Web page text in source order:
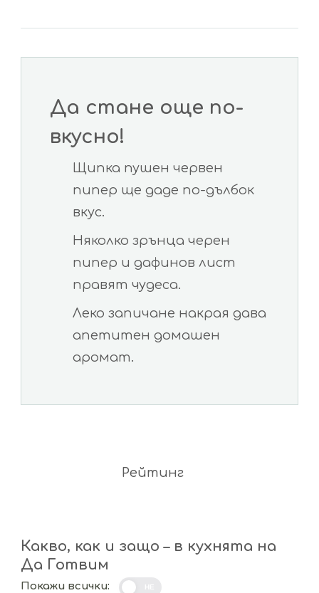
Да стане още по-
вкусно!
Щипка пушен червен
пипер ще даде по-дълбок
вкус.
Няколко зрънца черен
пипер и дафинов лист
правят чудеса.
Леко запичане накрая дава
апетитен домашен
аромат.
Рейтинг
Какво, как и защо – в кухнята на
Да Готвим
Покажи всички: